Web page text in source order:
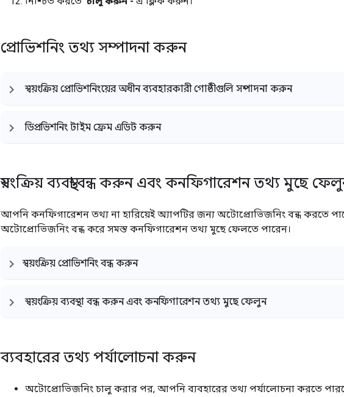
প্রোভিশনিং তথ্য সম্পাদনা করুন
স্বয়ংক্রিয় প্রোভিশনিংয়ের অধীন ব্যবহারকারী গোষ্ঠীগুলি সম্পাদনা করুন
ডিপ্রভিশনিং টাইম ফ্রেম এডিট করুন
স্বয়ংক্রিয় ব্যবস্থা বন্ধ করুন এবং কনফিগারেশন তথ্য মুছে
আপনি কনফিগারেশন তথ্য না হারিয়েই অ্যাপটির জন্য অটোপ্রোভিজনিং বন্ধ করতে
অটোপ্রোভিজনিং বন্ধ করে সমস্ত কনফিগারেশন তথ্য মুছে ফেলতে পারেন।
স্বয়ংক্রিয় প্রোভিশনিং বন্ধ করুন
স্বয়ংক্রিয় ব্যবস্থা বন্ধ করুন এবং কনফিগারেশন তথ্য মুছে ফেলুন
ব্যবহারের তথ্য পর্যালোচনা করুন
অটোপ্রোভিজনিং চালু করার পর, আপনি ব্যবহারের তথ্য পর্যালোচনা করতে